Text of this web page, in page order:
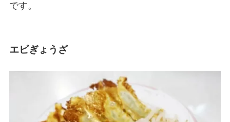
です。
エビぎょうざ